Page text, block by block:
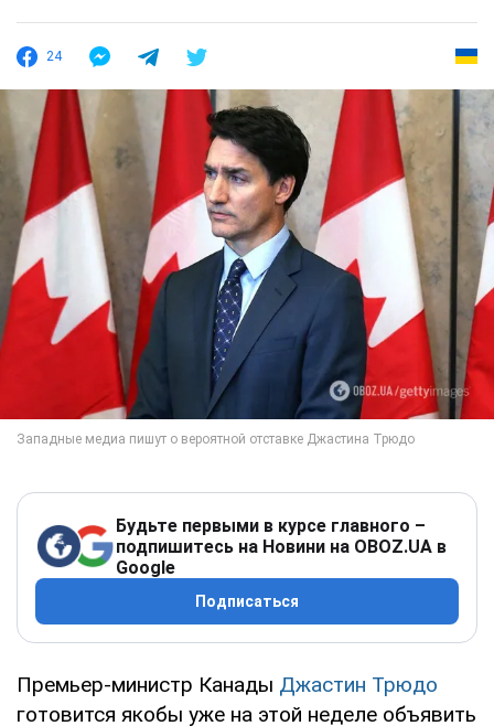
24
Будьте первыми в курсе главного –
подпишитесь на Новини на OBOZ.UA в
Google
Подписаться
Премьер-министр Канады Джастин Трюдо
готовится якобы уже на этой неделе объявить